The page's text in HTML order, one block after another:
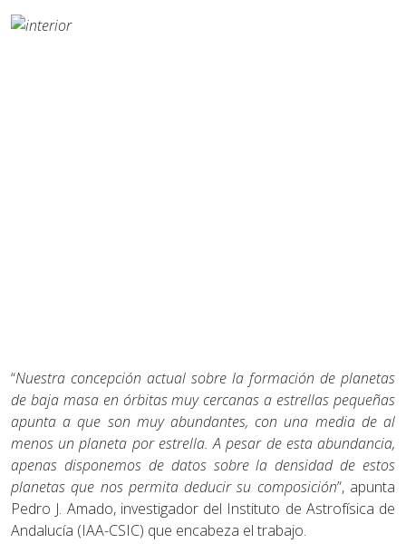
“Nuestra concepción actual sobre la formación de planetas
de baja masa en órbitas muy cercanas a estrellas pequeñas
apunta a que son muy abundantes, con una media de al
menos un planeta por estrella. A pesar de esta abundancia,
apenas disponemos de datos sobre la densidad de estos
planetas que nos permita deducir su composición”, apunta
Pedro J. Amado, investigador del Instituto de Astrofísica de
Andalucía (IAA-CSIC) que encabeza el trabajo.